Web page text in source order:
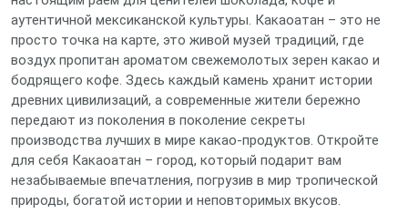
аутентичной мексиканской культуры. Какаоатан – это не
просто точка на карте, это живой музей традиций, где
воздух пропитан ароматом свежемолотых зерен какао и
бодрящего кофе. Здесь каждый камень хранит истории
древних цивилизаций, а современные жители бережно
передают из поколения в поколение секреты
производства лучших в мире какао-продуктов. Откройте
для себя Какаоатан – город, который подарит вам
незабываемые впечатления, погрузив в мир тропической
природы, богатой истории и неповторимых вкусов.